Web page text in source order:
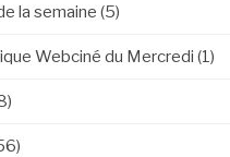
la semaine (5)
Webciné du Mercredi (1)